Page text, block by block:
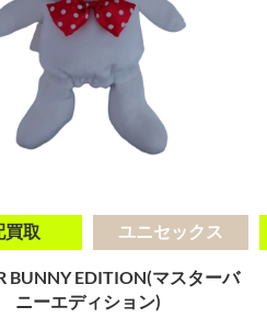
買取 ユニセックス
BUNNY EDITION(マスターバ
ニーエディション)